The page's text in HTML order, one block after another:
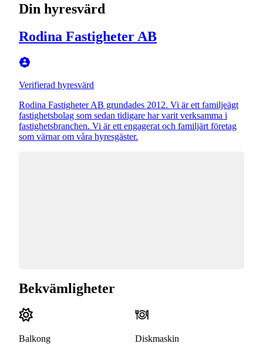
Din hyresvärd
Rodina Fastigheter AB
Verifierad hyresvärd
Rodina Fastigheter AB grundades 2012. Vi är ett familjeägt
fastighetsbolag som sedan tidigare har varit verksamma i
fastighetsbranchen. Vi är ett engagerat och familjärt företag
som värnar om våra hyresgäster.
Bekvämligheter
Balkong Diskmaskin